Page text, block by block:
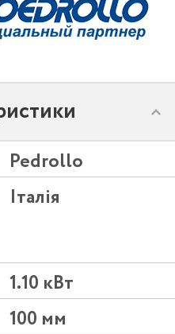
Pedrollo
Італія
1.10 кВт
100 мм